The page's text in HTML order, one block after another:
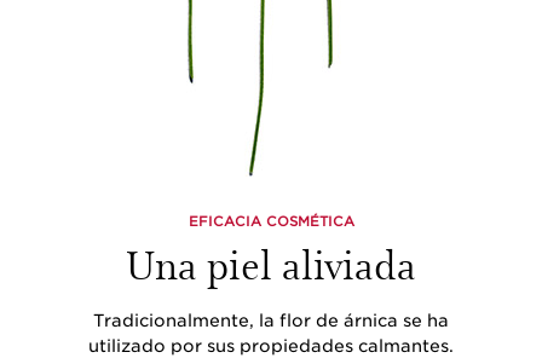
EFICACIA COSMÉTICA
Una piel aliviada
Tradicionalmente, la flor de árnica se ha
utilizado por sus propiedades calmantes.